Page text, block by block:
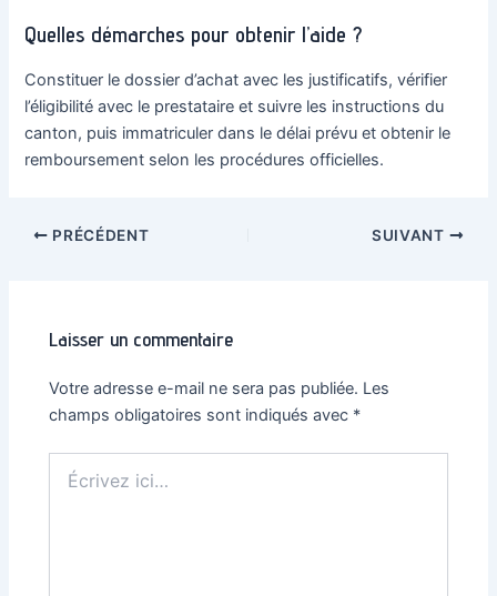
Quelles démarches pour obtenir l’aide ?
Constituer le dossier d’achat avec les justificatifs, vérifier
l’éligibilité avec le prestataire et suivre les instructions du
canton, puis immatriculer dans le délai prévu et obtenir le
remboursement selon les procédures officielles.
NavigationPRÉCÉDENT SUIVANT
Laisser un commentaire
Votre adresse e-mail ne sera pas publiée. Les
champs obligatoires sont indiqués avec *
ici…